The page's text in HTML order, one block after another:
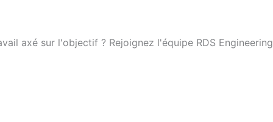
axé sur l'objectif ? Rejoignez l'équipe RDS Engineering